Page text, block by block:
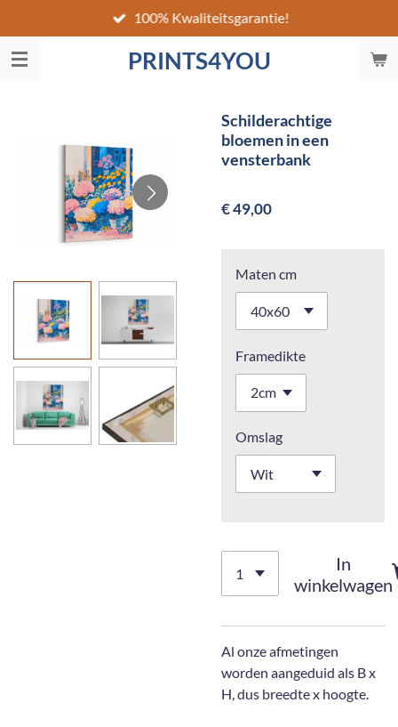
direct
naar
PRINTS4YOU
100% Kwaliteitsgarantie!
Schilderachtige
bloemen in een
vensterbank
€ 49,00
Maten cm
Framedikte
Omslag
In
winkelwagen
Al onze afmetingen
worden aangeduid als B x
H, dus breedte x hoogte.